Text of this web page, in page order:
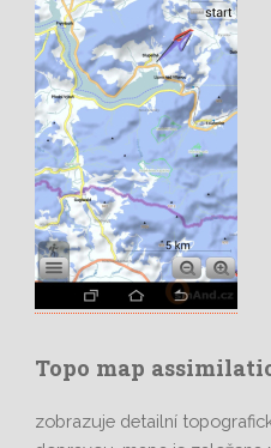
Topo map
zobrazuje detailní